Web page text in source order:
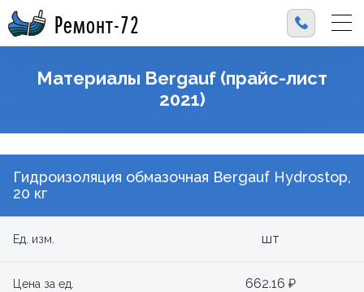
Ремонт-72
Материалы Bergauf (прайс-лист
2021)
Гидроизоляция обмазочная Bergauf Hydrostop,
20 кг
Ед. изм. шт
Цена за ед. 662.16 ₽